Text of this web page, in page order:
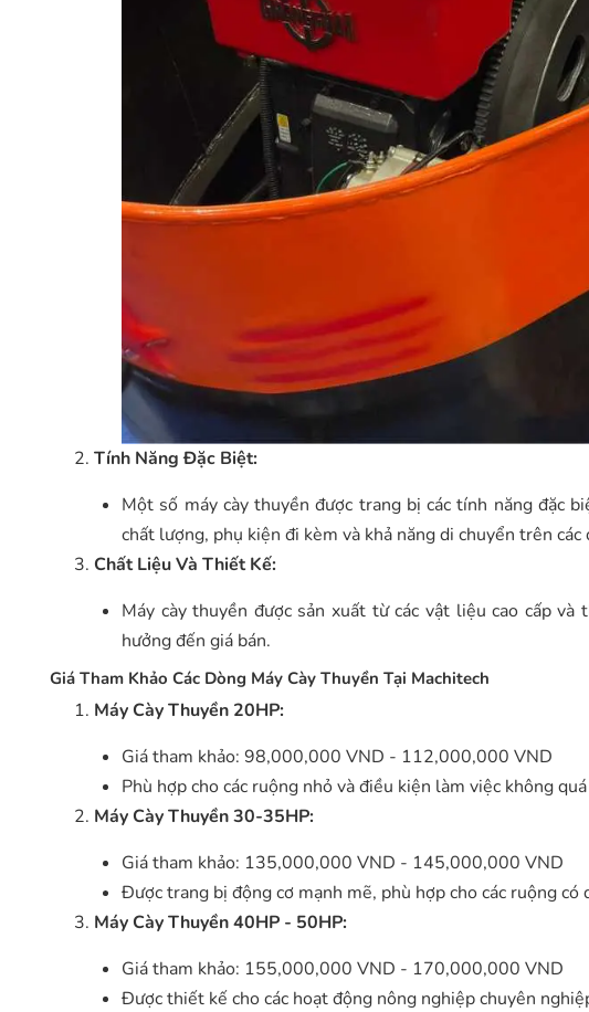
Tính Năng Đặc Biệt:
Một số máy cày thuyền được trang bị các tính năng đặc
chất lượng, phụ kiện đi kèm và khả năng di chuyển trên
Chất Liệu Và Thiết Kế:
Máy cày thuyền được sản xuất từ các vật liệu cao cấp
hưởng đến giá bán.
Giá Tham Khảo Các Dòng Máy Cày Thuyền Tại Machitech
Máy Cày Thuyền 20HP:
Giá tham khảo: 98,000,000 VND - 112,000,000 VND
Phù hợp cho các ruộng nhỏ và điều kiện làm việc không
Máy Cày Thuyền 30-35HP:
Giá tham khảo: 135,000,000 VND - 145,000,000 VND
Được trang bị động cơ mạnh mẽ, phù hợp cho các ruộng
Máy Cày Thuyền 40HP - 50HP:
Giá tham khảo: 155,000,000 VND - 170,000,000 VND
Được thiết kế cho các hoạt động nông nghiệp chuyên